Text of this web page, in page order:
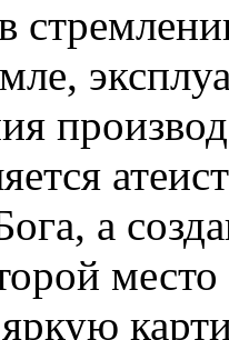
а
место